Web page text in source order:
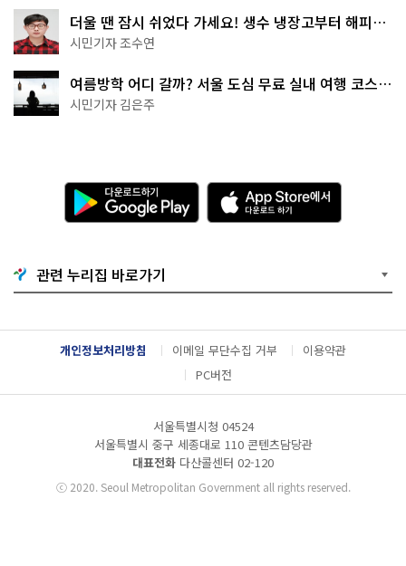
더울 땐 잠시 쉬었다 가세요! 생수 냉장고부터 해피소
·무더위쉼터까지
시민기자 조수연
여름방학 어디 갈까? 서울 도심 무료 실내 여행 코스
추천
시민기자 김은주
다
운
로
기
G
o
g
l
e
l
A
p
p
e
서
다
운
드
관련 누리집 바로가기
개인정보처리방침 이메일 무단수집 거부
이용약관
PC버전
서울특별시청 04524
서울특별시 중구 세종대로 110 콘텐츠담당관
대표전화 다산콜센터 02-120
ⓒ2020. Seoul Metropolitan Government all rights reserved.